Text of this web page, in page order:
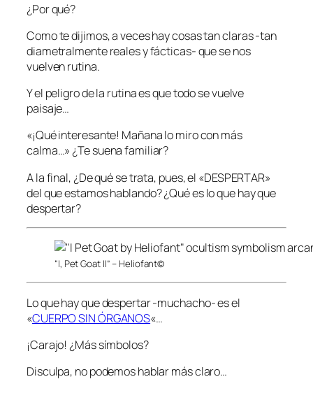
¿Por qué?
Como te dijimos, a veces hay cosas tan claras -tan
diametralmente reales y fácticas- que se nos
vuelven rutina.
Y el peligro de la rutina es que todo se vuelve
paisaje…
«¡Qué interesante! Mañana lo miro con más
calma…» ¿Te suena familiar?
A la final, ¿De qué se trata, pues, el «DESPERTAR»
del que estamos hablando? ¿Qué es lo que hay que
despertar?
“I, Pet Goat II” – Heliofant©
Lo que hay que despertar -muchacho- es el
«CUERPO SIN ÓRGANOS«…
¡Carajo! ¿Más símbolos?
Disculpa, no podemos hablar más claro…